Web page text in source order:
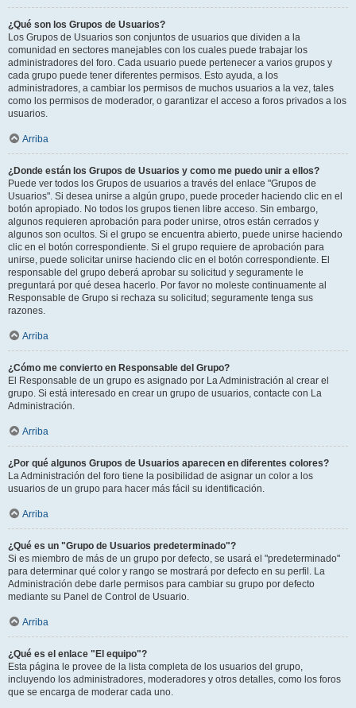
¿Qué son los Grupos de Usuarios?
Los Grupos de Usuarios son conjuntos de usuarios que dividen a la
comunidad en sectores manejables con los cuales puede trabajar los
administradores del foro. Cada usuario puede pertenecer a varios grupos y
cada grupo puede tener diferentes permisos. Esto ayuda, a los
administradores, a cambiar los permisos de muchos usuarios a la vez, tales
como los permisos de moderador, o garantizar el acceso a foros privados a los
usuarios.
Arriba
¿Donde están los Grupos de Usuarios y como me puedo unir a ellos?
Puede ver todos los Grupos de usuarios a través del enlace "Grupos de
Usuarios". Si desea unirse a algún grupo, puede proceder haciendo clic en el
botón apropiado. No todos los grupos tienen libre acceso. Sin embargo,
algunos requieren aprobación para poder unirse, otros están cerrados y
algunos son ocultos. Si el grupo se encuentra abierto, puede unirse haciendo
clic en el botón correspondiente. Si el grupo requiere de aprobación para
unirse, puede solicitar unirse haciendo clic en el botón correspondiente. El
responsable del grupo deberá aprobar su solicitud y seguramente le
preguntará por qué desea hacerlo. Por favor no moleste continuamente al
Responsable de Grupo si rechaza su solicitud; seguramente tenga sus
razones.
Arriba
¿Cómo me convierto en Responsable del Grupo?
El Responsable de un grupo es asignado por La Administración al crear el
grupo. Si está interesado en crear un grupo de usuarios, contacte con La
Administración.
Arriba
¿Por qué algunos Grupos de Usuarios aparecen en diferentes colores?
La Administración del foro tiene la posibilidad de asignar un color a los
usuarios de un grupo para hacer más fácil su identificación.
Arriba
¿Qué es un "Grupo de Usuarios predeterminado"?
Si es miembro de más de un grupo por defecto, se usará el "predeterminado"
para determinar qué color y rango se mostrará por defecto en su perfil. La
Administración debe darle permisos para cambiar su grupo por defecto
mediante su Panel de Control de Usuario.
Arriba
¿Qué es el enlace "El equipo"?
Esta página le provee de la lista completa de los usuarios del grupo,
incluyendo los administradores, moderadores y otros detalles, como los foros
que se encarga de moderar cada uno.